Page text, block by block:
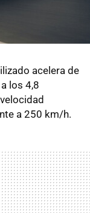
acelera de
los 4,8
a 250 km/h.